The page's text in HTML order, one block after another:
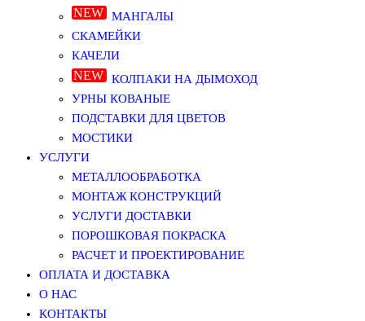
МАНГАЛЫ
СКАМЕЙКИ
КАЧЕЛИ
КОЛПАКИ НА ДЫМОХОД
УРНЫ КОВАНЫЕ
ПОДСТАВКИ ДЛЯ ЦВЕТОВ
МОСТИКИ
УСЛУГИ
МЕТАЛЛООБРАБОТКА
МОНТАЖ КОНСТРУКЦИЙ
УСЛУГИ ДОСТАВКИ
ПОРОШКОВАЯ ПОКРАСКА
РАСЧЕТ И ПРОЕКТИРОВАНИЕ
ОПЛАТА И ДОСТАВКА
О НАС
КОНТАКТЫ